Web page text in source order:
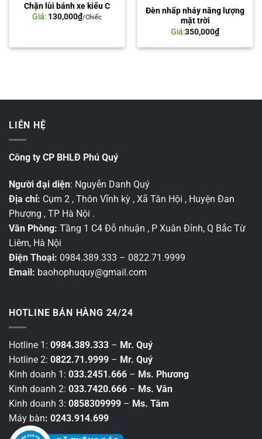
Chặn lùi bánh xe kiểu C
Giá: 130,000₫/Chiếc
Đèn nhấp nháy năng lượng
mặt trời
Giá:350,000₫
LIÊN HỆ
Công ty CP BHLĐ Phú Quý
Người đại diện: Nguyễn Danh Quý
Địa chỉ: Cụm 2 , Thôn Vĩnh kỳ , Xã Tân Hội , Huyện Đan
Phượng , TP Hà Nội .
Văn Phòng: Tầng 1 C4 Đỗ nhuận , P Xuân Đỉnh, Q Bắc Từ
Liêm, Hà Nội
Điện Thoại: 0984.389.333 – 0822.71.9999
Email: baohophuquy@gmail.com
HOTLINE BÁN HÀNG 24/24
Hotline 1: 0984.389.333 – Mr. Quý
Hotline 2: 0822.71.9999 – Mr. Quý
Kinh doanh 1: 033.2451.666 – Ms. Phương
Kinh doanh 2: 033.7420.666 – Ms. Vân
Kinh doanh 3: 0858309999 – Ms. Tâm
Máy bàn: 0243.914.699